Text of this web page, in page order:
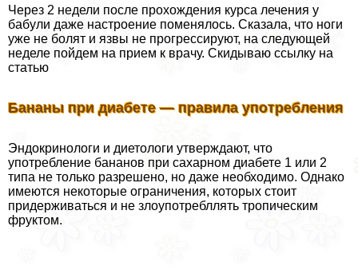
Через 2 недели после прохождения курса лечения у
бабули даже настроение поменялось. Сказала, что ноги
уже не болят и язвы не прогрессируют, на следующей
неделе пойдем на прием к врачу. Скидываю ссылку на
статью
Бананы при диабете — правила употрeбления
Эндокринологи и диетологи утверждают, что
употрeбление бананов при сахарном диабете 1 или 2
типа не только разрешено, но даже необходимо. Однако
имеются некоторые ограничения, которых стоит
придерживаться и не злоупотрeбллять тропическим
фруктом.